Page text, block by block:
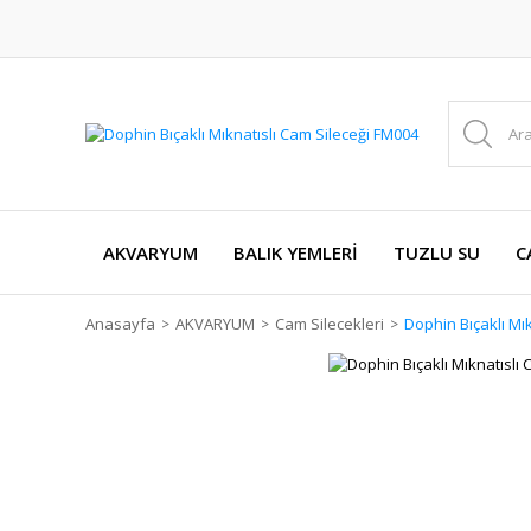
AKVARYUM BALIK YEMLERİ TUZLU SU
Anasayfa AKVARYUM Cam Silecekleri Dophin Bıçaklı